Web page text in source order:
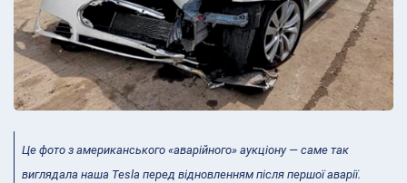
Це фото з американського «аварійного» аукціону — саме так
виглядала наша Tesla перед відновленням після першої аварії.